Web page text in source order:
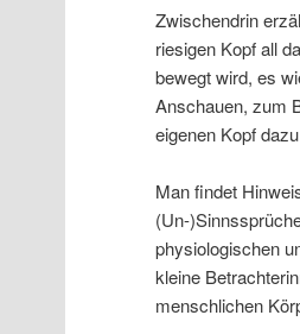
Zwischendrin
riesigen Kopf all
bewegt wird, es
Anschauen, zum
eigenen Kopf
Man findet
(Un-
physiologischen
kleine
menschlichen